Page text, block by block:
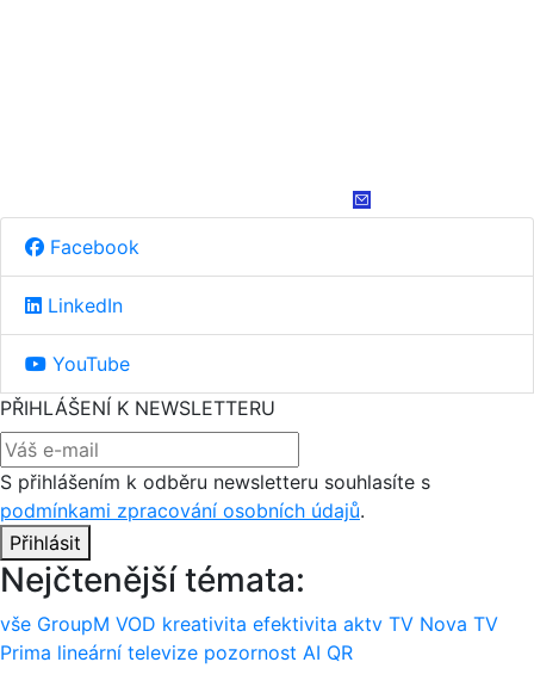
Facebook
LinkedIn
YouTube
PŘIHLÁŠENÍ K NEWSLETTERU
S přihlášením k odběru newsletteru souhlasíte s
podmínkami zpracování osobních údajů.
Přihlásit
Nejčtenější témata:
vše GroupM VOD kreativita efektivita aktv TV Nova TV
Prima lineární televize pozornost AI QR